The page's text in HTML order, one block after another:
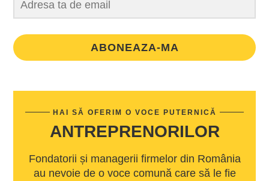
ABONEAZA-MA
HAI SĂ OFERIM O VOCE PUTERNICĂ
ANTREPRENORILOR
Fondatorii și managerii firmelor din România
au nevoie de o voce comună care să le fie